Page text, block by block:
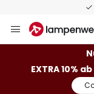
Inhalt
EXTRA 10%